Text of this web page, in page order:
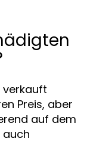
verkauft
Preis, aber
auf dem
auch